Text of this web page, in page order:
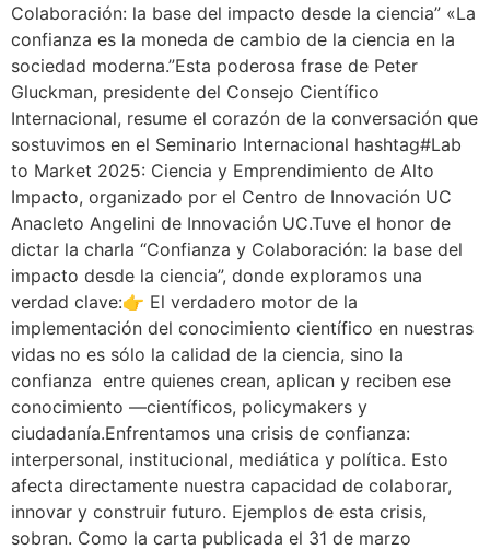
Colaboración: la base del impacto desde la ciencia” «La
confianza es la moneda de cambio de la ciencia en la
sociedad moderna.”Esta poderosa frase de Peter
Gluckman, presidente del Consejo Científico
Internacional, resume el corazón de la conversación que
sostuvimos en el Seminario Internacional hashtag#Lab
to Market 2025: Ciencia y Emprendimiento de Alto
Impacto, organizado por el Centro de Innovación UC
Anacleto Angelini de Innovación UC.Tuve el honor de
dictar la charla “Confianza y Colaboración: la base del
impacto desde la ciencia”, donde exploramos una
verdad clave:👉 El verdadero motor de la
implementación del conocimiento científico en nuestras
vidas no es sólo la calidad de la ciencia, sino la
confianza entre quienes crean, aplican y reciben ese
conocimiento —científicos, policymakers y
ciudadanía.Enfrentamos una crisis de confianza:
interpersonal, institucional, mediática y política. Esto
afecta directamente nuestra capacidad de colaborar,
innovar y construir futuro. Ejemplos de esta crisis,
sobran. Como la carta publicada el 31 de marzo